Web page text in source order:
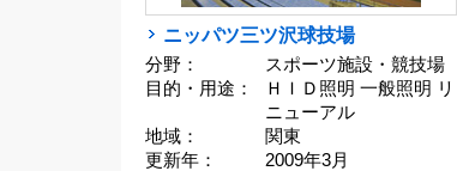
ニッパツ三ツ沢球技場
分野：
スポーツ施設・競技場
目的・用途：
ＨＩＤ照明 一般照明 リ
ニューアル
地域：
関東
更新年：
2009年3月